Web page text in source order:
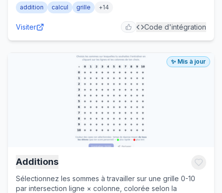
signalée sans être révélée. Taille de grille, valeurs
difficulté ; l'enseignant peut aussi partager un lien
addition calcul grille +14
Visiter Code d'intégration
✨ Mis à jour
Additions
Sélectionnez les sommes à travailler sur une grille 0-10
par intersection ligne × colonne, colorée selon la